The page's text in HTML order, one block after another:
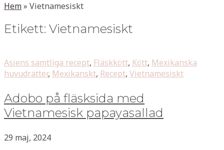
Hem» Vietnamesiskt
Etikett: Vietnamesiskt
Asiens samtliga recept, Fläskkött, Kött, Mexikanska
huvudrätter, Mexikanskt, Recept, Vietnamesiskt
Adobo på fläsksida med
Vietnamesisk papayasallad
29 maj, 2024